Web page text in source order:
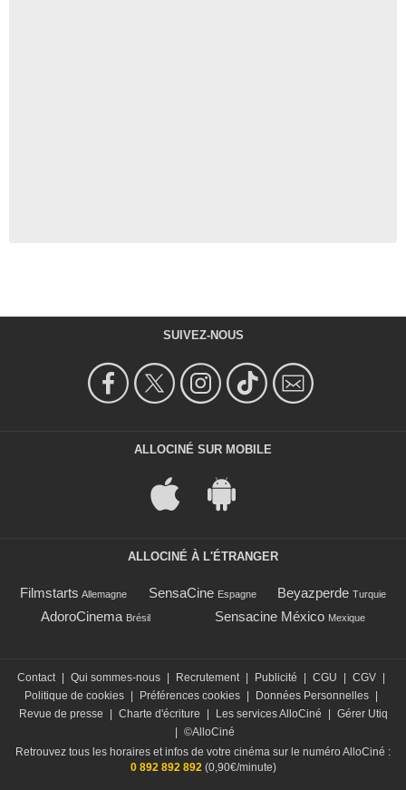
SUIVEZ-NOUS
ALLOCINÉ SUR MOBILE
ALLOCINÉ À L'ÉTRANGER
Filmstarts Allemagne SensaCine Espagne Beyazperde Turquie
AdoroCinema Brésil Sensacine México Mexique
Contact | Qui sommes-nous | Recrutement | Publicité | CGU | CGV |
Politique de cookies | Préférences cookies | Données Personnelles |
Revue de presse
| Charte d'écriture | Les services AlloCiné | Gérer Utiq
| ©AlloCiné
Retrouvez tous les horaires et infos de votre cinéma sur le numéro AlloCiné :
0 892 892 892(0,90€/minute)